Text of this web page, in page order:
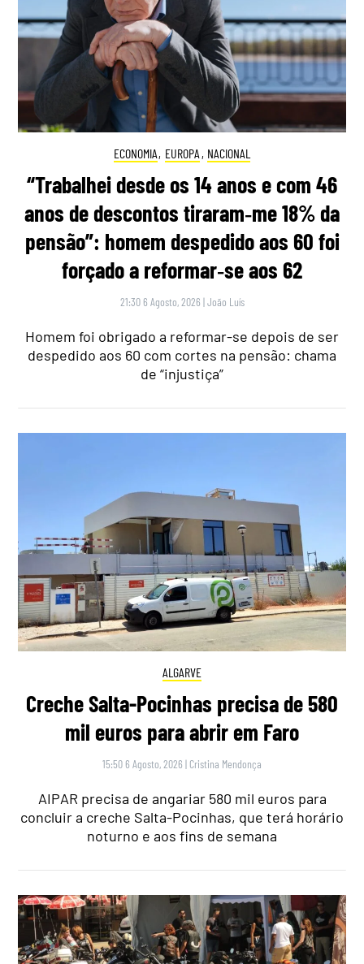
ECONOMIA, EUROPA , NACIONAL
“Trabalhei desde os 14 anos e com 46
anos de descontos tiraram‑me 18% da
pensão”: homem despedido aos 60 foi
forçado a reformar‑se aos 62
21:30 6 Agosto, 2026 |João Luís
Homem foi obrigado a reformar-se depois de ser
despedido aos 60 com cortes na pensão: chama
de “injustiça”
ALGARVE
Creche Salta-Pocinhas precisa de 580
mil euros para abrir em Faro
15:50 6 Agosto, 2026 | Cristina Mendonça
AIPAR precisa de angariar 580 mil euros para
concluir a creche Salta-Pocinhas, que terá horário
noturno e aos fins de semana